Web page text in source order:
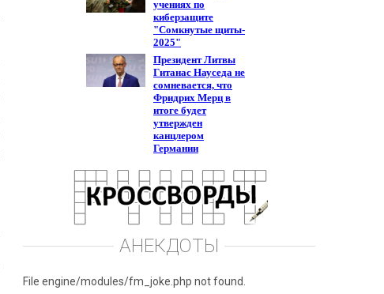
АНЕКДОТЫ
File engine/modules/fm_joke.php not found.